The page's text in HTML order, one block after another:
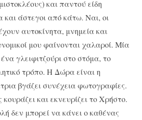
και παντού είδη
άστεγοι από κάτω. Ναι, οι
αυτοκίνητα, μνημεία και
μου φαίνονται χαλαροί. Μία
γλειφιτζούρι στο στόμα, το
τρόπο. Η Δώρα είναι η
βγάζει συνέχεια φωτογραφίες.
και εκνευρίζει το Χρήστο.
δεν μπορεί να κάνει ο καθένας